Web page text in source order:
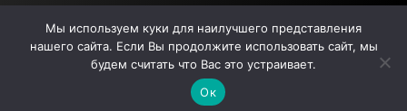
АВТОРЫ РЕКЛАМА НА САЙТЕ
Мы используем куки для наилучшего представления
нашего сайта. Если Вы продолжите использовать сайт, мы
будем считать что Вас это устраивает.
Ок